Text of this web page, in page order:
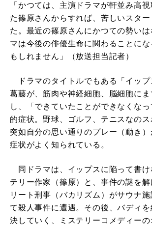
「かつては、主演ドラマが軒並み高
た篠原さんからすれば、苦しいスター
た。最近の篠原さんにかつての勢いは
マは今後の俳優生命に関わることに
もしれません」（放送担当記者）
ドラマのタイトルでもある「イップ
葛藤が、筋肉や神経細胞、脳細胞に
し、「できていたことができなくな
的症状。野球、ゴルフ、テニスなのス
突如自分の思い通りのプレー（動き）
症状がよく知られている。
同ドラマは、イップスに陥って書け
テリー作家（篠原）と、事件の謎を
リート刑事（バカリズム）がサウナ
て殺人事件に遭遇。その後、バディ
決していく、ミステリーコメディー